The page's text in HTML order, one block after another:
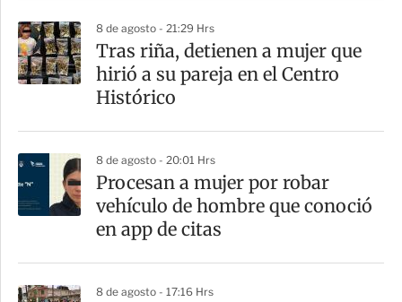
8 de agosto - 21:29 Hrs
Tras riña, detienen a mujer que
hirió a su pareja en el Centro
Histórico
8 de agosto - 20:01 Hrs
Procesan a mujer por robar
vehículo de hombre que conoció
en app de citas
8 de agosto - 17:16 Hrs